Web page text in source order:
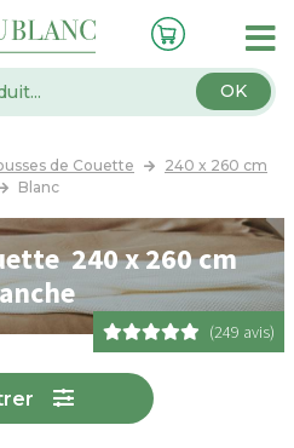
OK
de Couette
240 x 260 cm
Blanc
240 x 260 cm
(249 avis)